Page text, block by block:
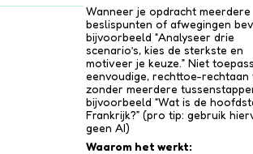
Wanneer je opdracht meerdere
beslispunten of afwegingen
bijvoorbeeld “Analyseer drie
scenario’s, kies de sterkste en
motiveer je keuze.” Niet
eenvoudige, rechttoe-recht­aan
zonder meerdere
bijvoorbeeld “Wat is de
Frankrijk?” (pro tip: gebruik
geen AI)
Waarom het werkt: